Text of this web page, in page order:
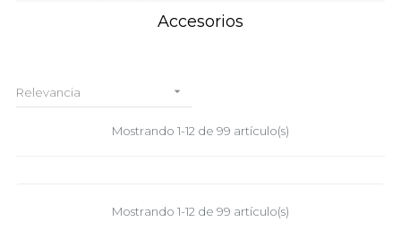
Accesorios
Relevancia 
Mostrando 1-12 de 99 artículo(s)
Mostrando 1-12 de 99 artículo(s)